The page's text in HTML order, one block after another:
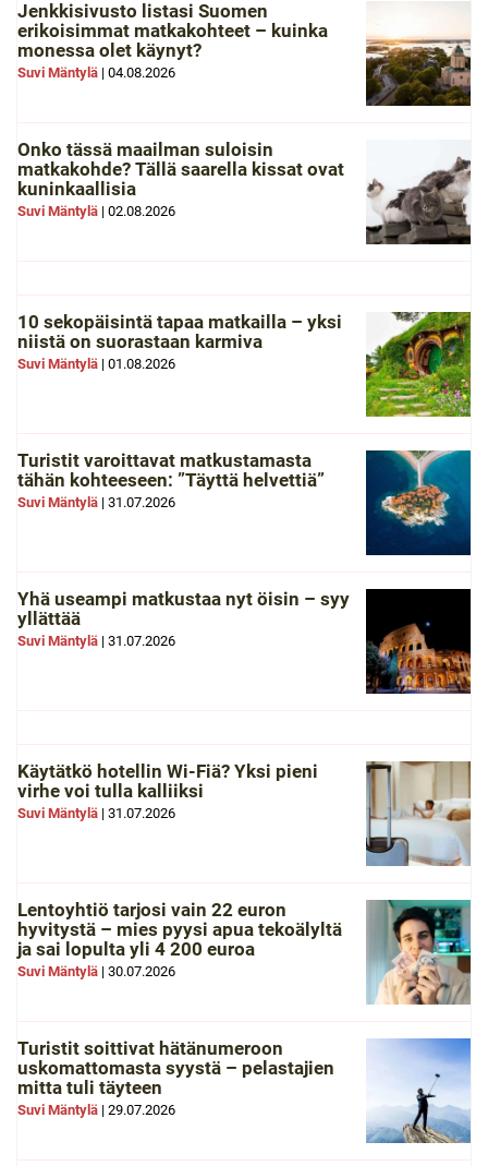
Jenkkisivusto listasi Suomen
erikoisimmat matkakohteet – kuinka
monessa olet käynyt?
Suvi Mäntylä | 04.08.2026
Onko tässä maailman suloisin
matkakohde? Tällä saarella kissat ovat
kuninkaallisia
Suvi Mäntylä | 02.08.2026
10 sekopäisintä tapaa matkailla – yksi
niistä on suorastaan karmiva
Suvi Mäntylä | 01.08.2026
Turistit varoittavat matkustamasta
tähän kohteeseen: ”Täyttä helvettiä”
Suvi Mäntylä | 31.07.2026
Yhä useampi matkustaa nyt öisin – syy
yllättää
Suvi Mäntylä | 31.07.2026
Käytätkö hotellin Wi-Fiä? Yksi pieni
virhe voi tulla kalliiksi
Suvi Mäntylä | 31.07.2026
Lentoyhtiö tarjosi vain 22 euron
hyvitystä – mies pyysi apua tekoälyltä
ja sai lopulta yli 4 200 euroa
Suvi Mäntylä | 30.07.2026
Turistit soittivat hätänumeroon
uskomattomasta syystä – pelastajien
mitta tuli täyteen
Suvi Mäntylä | 29.07.2026